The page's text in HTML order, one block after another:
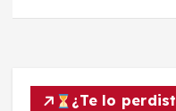
¿Te lo